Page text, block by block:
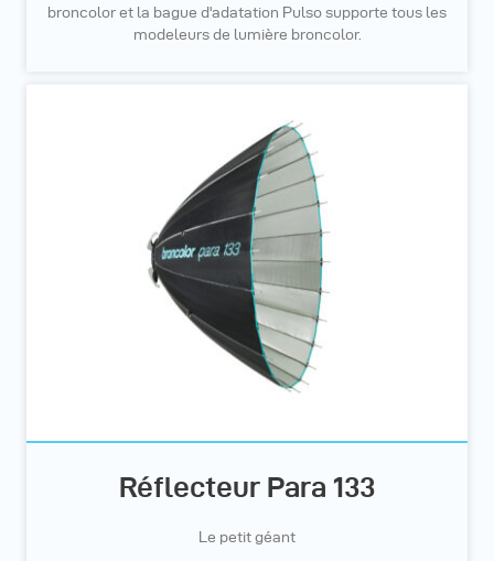
broncolor et la bague d'adatation Pulso supporte tous les
modeleurs de lumière broncolor.
Réflecteur Para 133
Le petit géant